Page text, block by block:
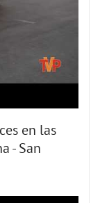
en las
- San